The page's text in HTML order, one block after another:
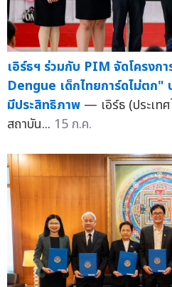
เอิร์ธฯ ร่วมกับ PIM จัดโครง
Dengue เด็กไทยการ์ดไม่ตก"
มีประสิทธิภาพ — เอิร์ธ (ประเท
สถาบัน... 15 ก.ค.